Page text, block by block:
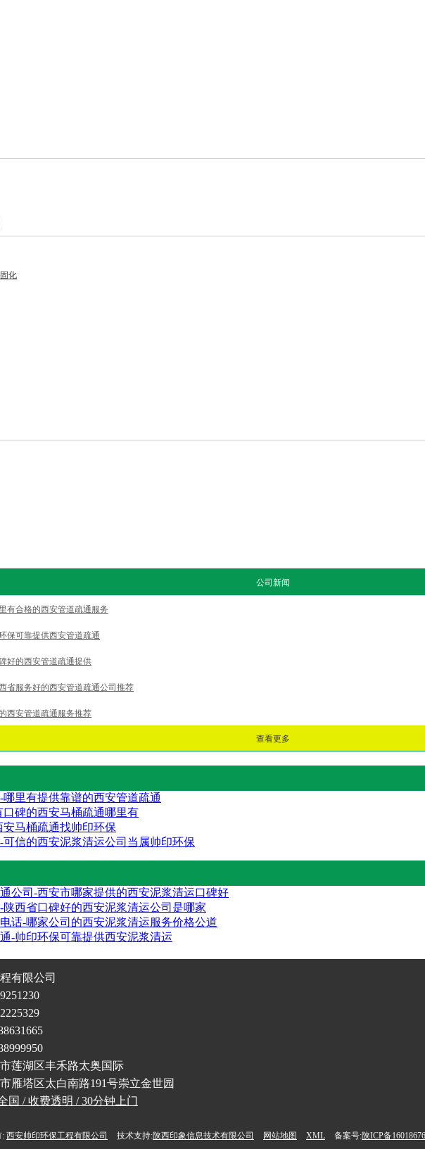
化
公司新闻
有合格的西安管道疏通服务
保可靠提供西安管道疏通
好的西安管道疏通提供
省服务好的西安管道疏通公司推荐
西安管道疏通服务推荐
查看更多
里有提供靠谱的西安管道疏通
碑的西安马桶疏通哪里有
马桶疏通找帅印环保
信的西安泥浆清运公司当属帅印环保
公司-西安市哪家提供的西安泥浆清运口碑好
西省口碑好的西安泥浆清运公司是哪家
话-哪家公司的西安泥浆清运服务价格公道
-帅印环保可靠提供西安泥浆清运
有限公司
莲湖区丰禾路太奥国际
雁塔区太白南路191号崇立金世园
国 / 收费透明 / 30分钟上门
: 西安帅印环保工程有限公司 技术支持:陕西印象信息技术有限公司 网站地图 XML 备案号:陕ICP备